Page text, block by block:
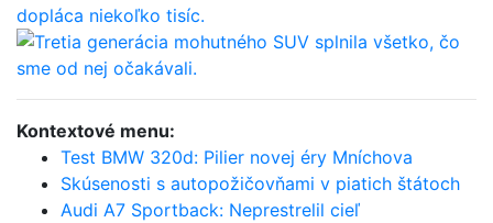
Kontextové menu:
Test BMW 320d: Pilier novej éry Mníchova
Skúsenosti s autopožičovňami v piatich štátoch
Audi A7 Sportback: Neprestrelil cieľ